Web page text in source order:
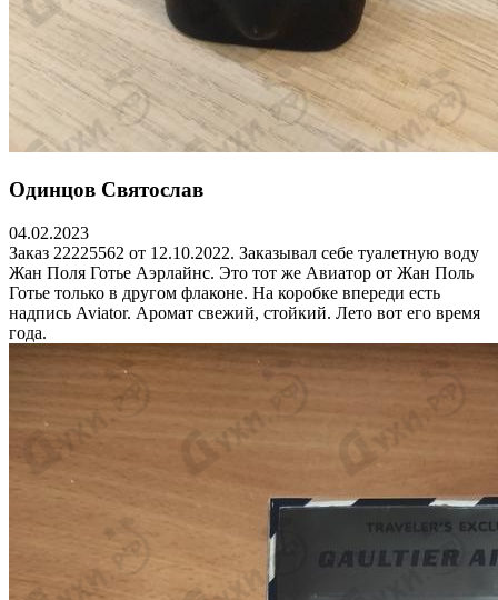
Одинцов Святослав
04.02.2023
Заказ 22225562 от 12.10.2022. Заказывал себе туалетную воду
Жан Поля Готье Аэрлайнс. Это тот же Авиатор от Жан Поль
Готье только в другом флаконе. На коробке впереди есть
надпись Aviator. Аромат свежий, стойкий. Лето вот его время
года.